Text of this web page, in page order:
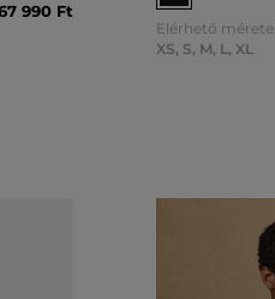
990 Ft
Elérhető
XS, S, M, L, XL